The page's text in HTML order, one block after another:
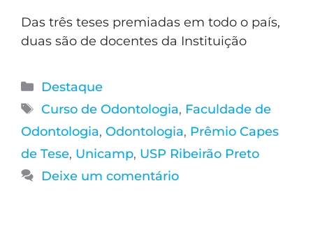
Das três teses premiadas em todo o país,
duas são de docentes da Instituição
Destaque
Curso de Odontologia, Faculdade de
Odontologia, Odontologia, Prêmio Capes
de Tese, Unicamp, USP Ribeirão Preto
Deixe um comentário